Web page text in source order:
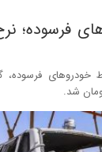
فرسوده؛
خودروهای